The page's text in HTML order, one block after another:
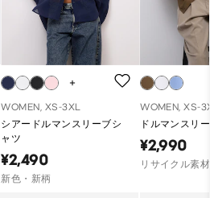
WOMEN, XS-3XL
シアードルマンスリーブシ
ャツ
¥2,490
新色・新柄
WOMEN, XS-
ドルマンスリ
¥2,990
リサイクル素材